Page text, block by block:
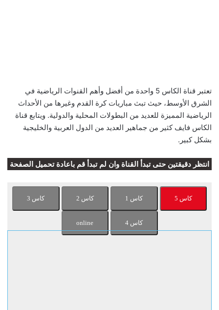
تعتبر قناة الكاس 5 واحدة من أفضل وأهم القنوات الرياضية في
الشرق الأوسط، حيث تبث مباريات كرة القدم وغيرها من الأحداث
الرياضية المميزة للعديد من البطولات المحلية والدولية. ويتابع قناة
الكاس فايف كثير من جماهير العديد من الدول العربية والخليجية
بشكل كبير.
انتظر دقيقتين حتى تبدأ القناة وان لم تبدأ قم باعادة تحميل الصفحة